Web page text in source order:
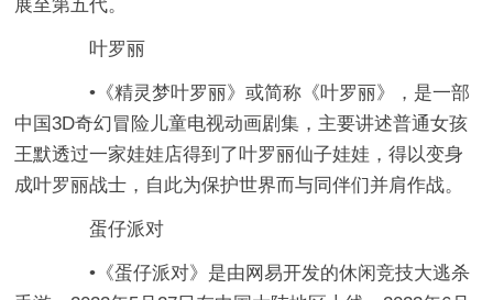
展至第五代。
叶罗丽
•《精灵梦叶罗丽》或简称《叶罗丽》，是一部
中国3D奇幻冒险儿童电视动画剧集，主要讲述普通女孩
王默透过一家娃娃店得到了叶罗丽仙子娃娃，得以变身
成叶罗丽战士，自此为保护世界而与同伴们并肩作战。
蛋仔派对
•《蛋仔派对》是由网易开发的 休闲竞技大逃杀